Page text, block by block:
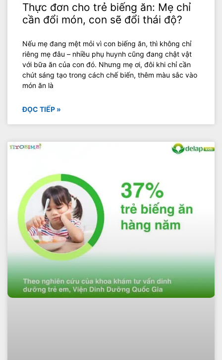
Thực đơn cho trẻ biếng ăn: Mẹ chỉ
cần đổi món, con sẽ đổi thái độ?
Nếu mẹ đang mệt mỏi vì con biếng ăn, thì không chỉ
riêng mẹ đâu – nhiều phụ huynh cũng đang chật vật
với bữa ăn của con đó. Nhưng mẹ ơi, đôi khi chỉ cần
chút sáng tạo trong cách chế biến, thêm màu sắc vào
món ăn là
ĐỌC TIẾP »